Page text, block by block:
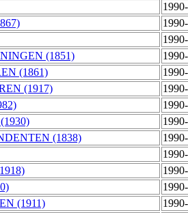
(1851)
(1861)
(1917)
(1838)
(1911)